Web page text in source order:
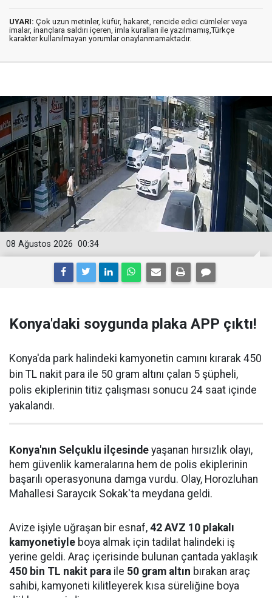
UYARI: Çok uzun metinler, küfür, hakaret, rencide edici cümleler veya
imalar, inançlara saldırı içeren, imla kuralları ile yazılmamış,Türkçe
karakter kullanılmayan yorumlar onaylanmamaktadır.
00:34
08 Ağustos 2026
Konya'daki soygunda plaka APP çıktı!
Konya'da park halindeki kamyonetin camını kırarak 450
bin TL nakit para ile 50 gram altını çalan 5 şüpheli,
polis ekiplerinin titiz çalışması sonucu 24 saat içinde
yakalandı.
Konya'nın Selçuklu ilçesinde yaşanan hırsızlık olayı,
hem güvenlik kameralarına hem de polis ekiplerinin
başarılı operasyonuna damga vurdu. Olay, Horozluhan
Mahallesi Saraycık Sokak'ta meydana geldi.
Avize işiyle uğraşan bir esnaf, 42 AVZ 10 plakalı
kamyonetiyle boya almak için tadilat halindeki iş
yerine geldi. Araç içerisinde bulunan çantada yaklaşık
450 bin TL nakit para ile 50 gram altın bırakan araç
sahibi, kamyoneti kilitleyerek kısa süreliğine boya